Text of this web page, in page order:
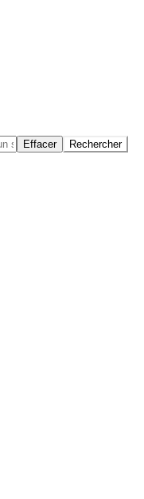
Effacer Rechercher